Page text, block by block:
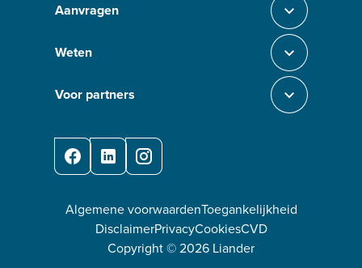
Aanvragen Sluit section-1
Weten Sluit section-2
Voor partners Sluit section-3
FacebookLinkedInInstagram
Algemene voorwaardenToegankelijkheid
DisclaimerPrivacyCookiesCVD
Copyright ©2026 Liander